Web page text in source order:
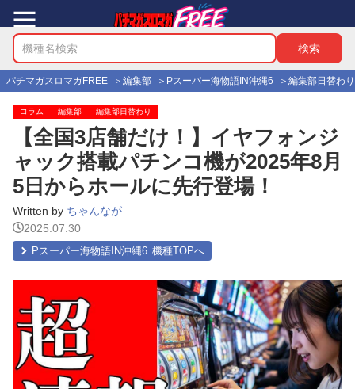
パチマガスロマガFREE 編集部 Pスーパー海物語IN沖縄6 編集部日替わり
コラム 編集部 編集部日替わり
【全国3店舗だけ！】イヤフォンジ
ャック搭載パチンコ機が2025年8月
5日からホールに先行登場！
Written by ちゃんなが
2025.07.30
Pスーパー海物語IN沖縄6